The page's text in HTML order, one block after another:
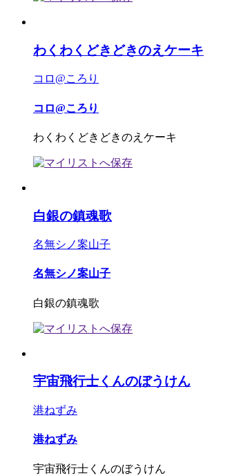
わくわくどきどきのえケーキ
コロ@ころり
コロ@ころり
わくわくどきどきのえケーキ
白銀の鎮魂歌
名無シノ案山子
名無シノ案山子
白銀の鎮魂歌
宇宙飛行士くんのぼうけん
港ねずみ
港ねずみ
宇宙飛行士くんのぼうけん